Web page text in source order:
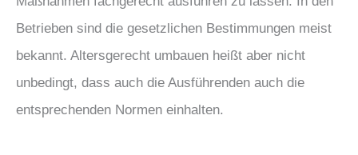
Betrieben sind die gesetzlichen Bestimmungen meist
bekannt. Altersgerecht umbauen heißt aber nicht
unbedingt, dass auch die Ausführenden auch die
entsprechenden Normen einhalten.